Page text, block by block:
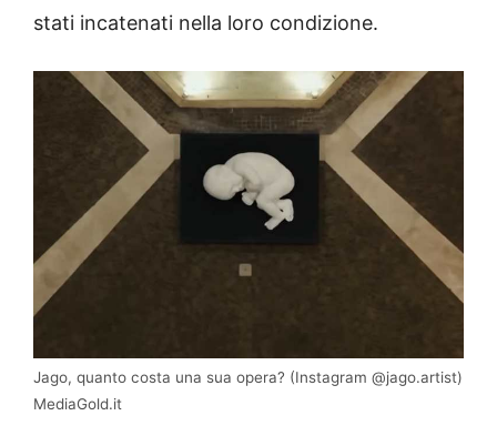
stati incatenati nella loro condizione.
Jago, quanto costa una sua opera? (Instagram @jago.artist)
MediaGold.it